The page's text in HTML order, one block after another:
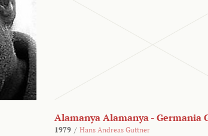
Alamanya Alamanya - Germania
1979 / Hans Andreas Guttner